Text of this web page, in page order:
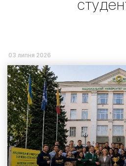
03 липня 2026